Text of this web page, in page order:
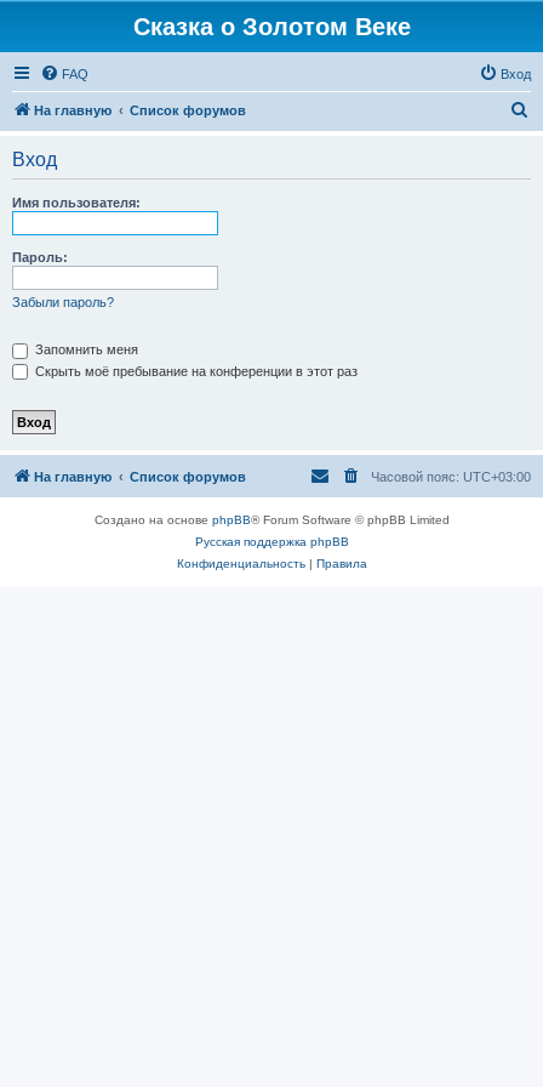
Сказка о Золотом Веке
FAQ Вход
На главную Список форумов
Вход
Имя пользователя:
Пароль:
Забыли пароль?
Запомнить меня
Скрыть моё пребывание на конференции в этот раз
На главную Список форумов Часовой пояс: UTC+03:00
Создано на основе phpBB® Forum Software © phpBB Limited
Русская поддержка phpBB
Конфиденциальность| Правила